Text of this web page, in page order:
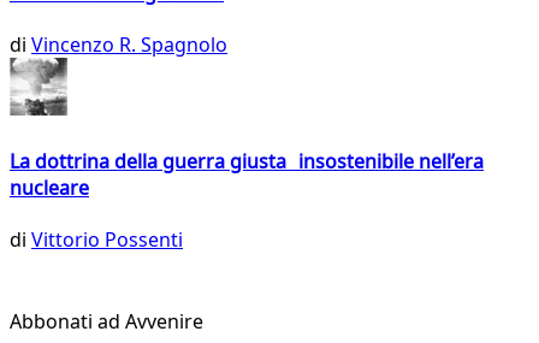
di Vincenzo R. Spagnolo
La dottrina della guerra giusta insostenibile nell’era
nucleare
di Vittorio Possenti
Abbonati ad Avvenire